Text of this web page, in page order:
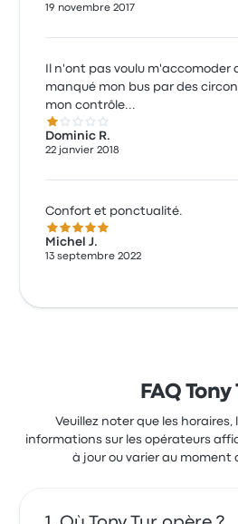
19 novembre 2017
Il n'ont pas voulu m'accomoder
manqué mon bus par des
mon contrôle...
1.0 sur 5 étoiles
Dominic R.
22 janvier 2018
Confort et ponctualité.
5.0 sur 5 étoiles
Michel J.
13 septembre 2022
FAQ Tony
Veuillez noter que les horaires,
informations sur les opérateurs
à jour ou varier au moment